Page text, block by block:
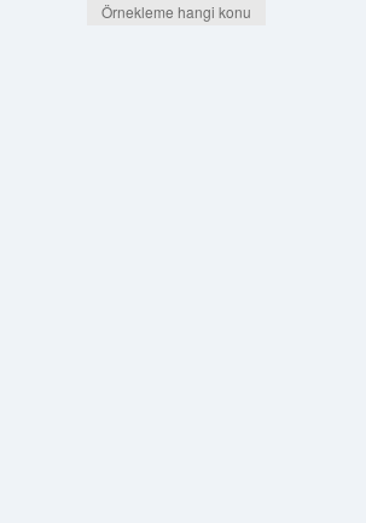
Örnekleme hangi konu